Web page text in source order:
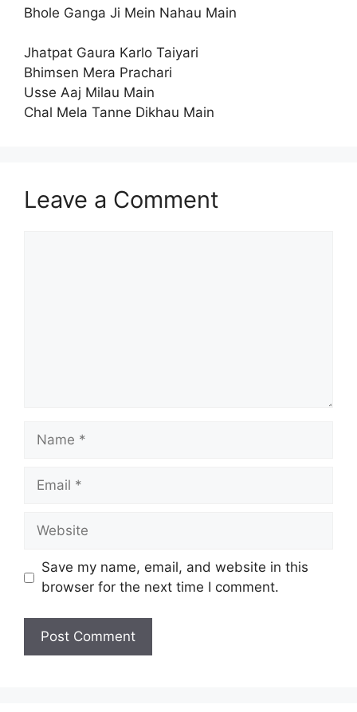
Bhole Ganga Ji Mein Nahau Main
Jhatpat Gaura Karlo Taiyari
Bhimsen Mera Prachari
Usse Aaj Milau Main
Chal Mela Tanne Dikhau Main
Leave a Comment
Name
Email
Website
Save my name, email, and website in this
browser for the next time I comment.